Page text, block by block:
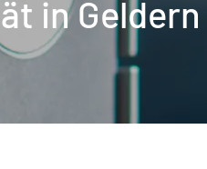
in Geldern